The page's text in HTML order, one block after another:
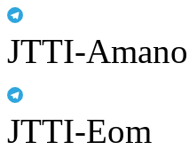
JTTI-Amano
JTTI-Eom